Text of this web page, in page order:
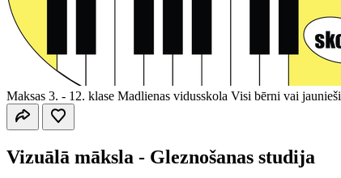
Maksas 3. - 12. klase Madlienas vidusskola Visi bērni vai jaunieši
Vizuālā māksla - Gleznošanas studija